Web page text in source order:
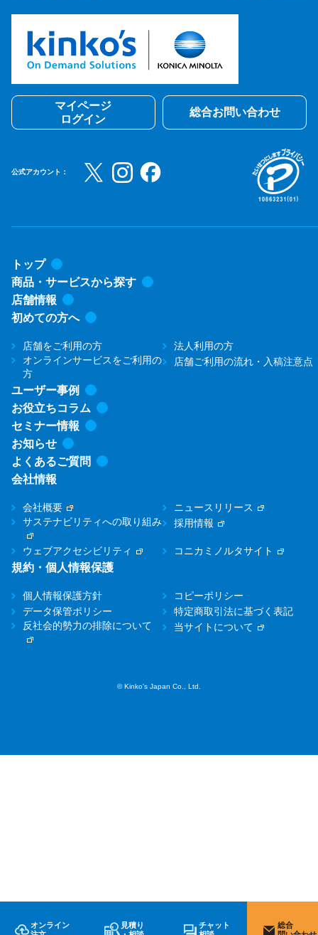
オンライン
見積り
チャット
総合
マイページ
ログイン
総合お問い合わせ
公式アカウント：
トップ
商品・サービスから探す
店舗情報
初めての方へ
店舗をご利用の方
法人利用の方
オンラインサービスをご利用の
方
店舗ご利用の流れ・入稿注意点
ユーザー事例
お役立ちコラム
セミナー情報
お知らせ
よくあるご質問
会社情報
会社概要
ニュースリリース
サステナビリティへの取り組み
採用情報
ウェブアクセシビリティ コニカミノルタサイト
規約・個人情報保護
個人情報保護方針
コピーポリシー
データ保管ポリシー
特定商取引法に基づく表記
反社会的勢力の排除について
当サイトについて
© Kinko's Japan Co., Ltd.